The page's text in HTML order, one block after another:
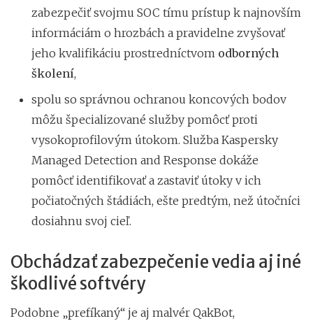
zabezpečiť svojmu SOC tímu prístup k najnovším
informáciám o hrozbách a pravidelne zvyšovať
jeho kvalifikáciu prostredníctvom odborných
školení,
spolu so správnou ochranou koncových bodov
môžu špecializované služby pomôcť proti
vysokoprofilovým útokom. Služba Kaspersky
Managed Detection and Response dokáže
pomôcť identifikovať a zastaviť útoky v ich
počiatočných štádiách, ešte predtým, než útočníci
dosiahnu svoj cieľ.
Obchádzať zabezpečenie vedia aj iné
škodlivé softvéry
Podobne „prefíkaný“ je aj malvér QakBot,